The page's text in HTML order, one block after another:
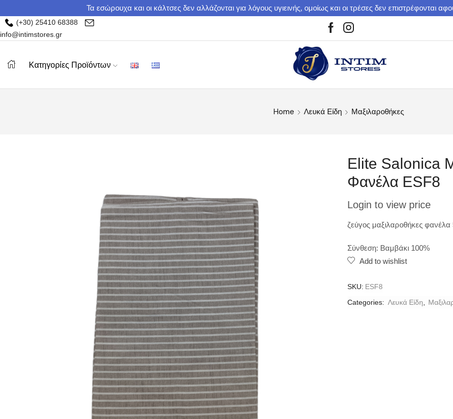
Τα εσώρουχα και οι κάλτσες δεν αλλάζονται για λόγους υγιεινής, ομοίως και οι τρέσες δεν επιστρέφονται
(+30) 25410 68388
info@intimstores.gr
Κατηγορίες Προϊόντων
Home Λευκά Είδη Μαξιλαροθήκες
Elite Salonica
Φανέλα ESF8
Login to view price
ζεύγος μαξιλαροθήκες
Σύνθεση: Βαμβάκι 100%
Add to wishlist
SKU: ESF8
Categories: Λευκά Είδη